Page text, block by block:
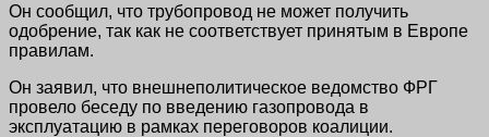
Он сообщил, что трубопровод не может получить
одобрение, так как не соответствует принятым в Европе
правилам.
Он заявил, что внешнеполитическое ведомство ФРГ
провело беседу по введению газопровода в
эксплуатацию в рамках переговоров коалиции.